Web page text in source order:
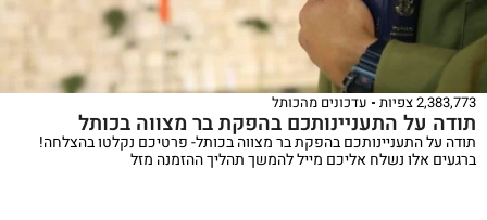
2,383,773 צפיות עדכונים מהכותל
תודה על התעניינותכם בהפקת בר מצווה בכותל
תודה על התעניינותכם בהפקת בר מצווה בכותל- פרטיכם נקלטו בהצלחה!
ברגעים אלו נשלח אליכם מייל להמשך תהליך ההזמנה מזל